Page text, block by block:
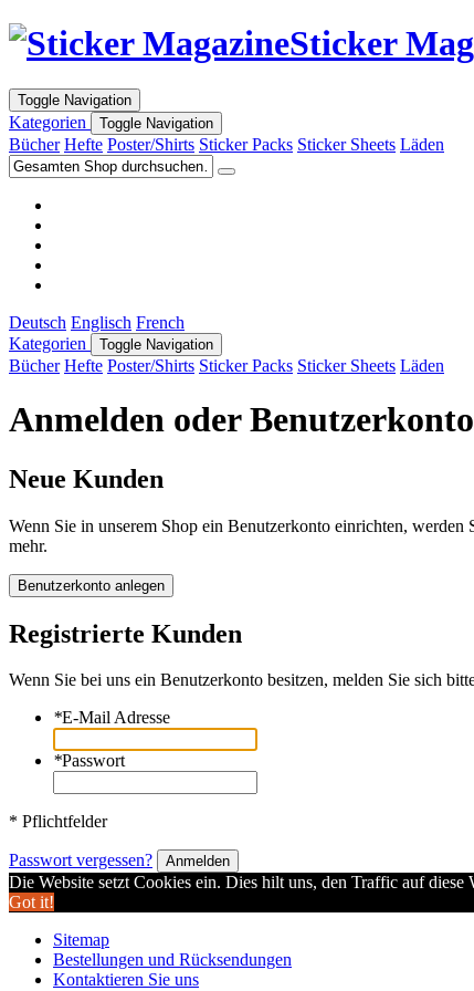
Sticker
Toggle Navigation
Kategorien Toggle Navigation
Bücher Hefte Poster/Shirts Sticker Packs Sticker Sheets Läden
Deutsch Englisch French
Kategorien
Toggle Navigation
Bücher Hefte Poster/Shirts Sticker Packs Sticker Sheets Läden
Anmelden oder
Neue Kunden
Wenn Sie in unserem Shop ein Benutzerkonto einrichten,
mehr.
Benutzerkonto anlegen
Registrierte Kunden
Wenn Sie bei uns ein Benutzerkonto besitzen, melden Sie sich
*E-Mail Adresse
*Passwort
* Pflichtfelder
Passwort vergessen? Anmelden
Die Website setzt Cookies ein. Dies hilt uns, den Traffic auf
Got it!
Sitemap
Bestellungen und Rücksendungen
Kontaktieren Sie uns